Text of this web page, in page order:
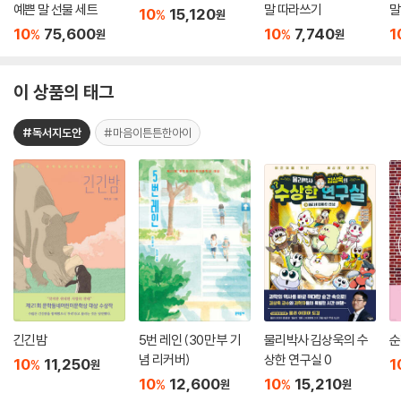
예쁜 말 선물 세트
10% 75,600원
10% 15,120원
말 따라쓰기
10% 7,740원
말
이 상품의 태그
#독서지도안 #마음이튼튼한아이
긴긴밤
10% 11,250원
5번 레인 (30만 부 기
념 리커버)
10% 12,600원
물리박사 김상욱의 수
상한 연구실 0
10% 15,210원